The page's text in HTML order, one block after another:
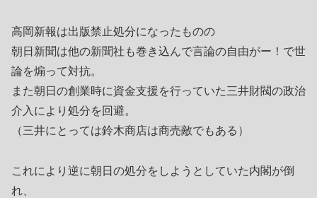
高岡新報は出版禁止処分になったものの
朝日新聞は他の新聞社も巻き込んで言論の自由がー！で世
論を煽って対抗。
また朝日の創業時に資金支援を行っていた三井財閥の政治
介入により処分を回避。
（三井にとっては鈴木商店は商売敵でもある）
これにより逆に朝日の処分をしようとしていた内閣が倒
れ、